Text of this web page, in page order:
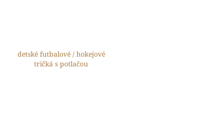
detské futbalové / hokejové
tričká s potlačou